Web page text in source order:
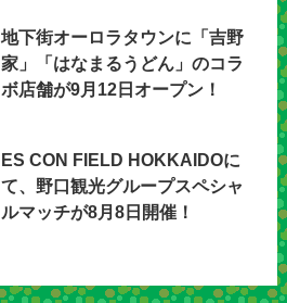
地下街オーロラタウンに「吉野
家」「はなまるうどん」のコラ
ボ店舗が9月12日オープン！
ES CON FIELD HOKKAIDOに
て、野口観光グループスペシャ
ルマッチが8月8日開催！